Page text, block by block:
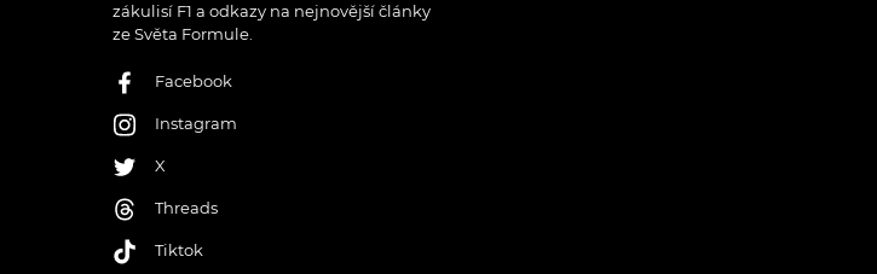
zákulisí F1 a odkazy na nejnovější články
ze Světa Formule.
Facebook
Instagram
X
Threads
Tiktok